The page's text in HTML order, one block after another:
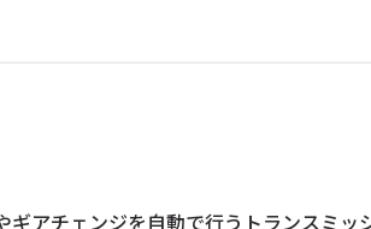
ギアチェンジを自動で行うトランスミ